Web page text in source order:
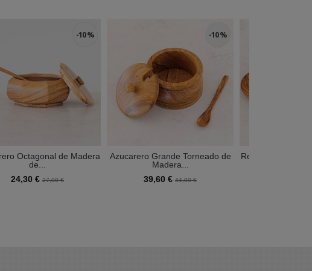
-10 %
Octagonal de Madera
de...
24,30 € 27,00 €
-10 %
Azucarero Grande Torneado de
Madera...
39,60 € 44,00 €
Reposa